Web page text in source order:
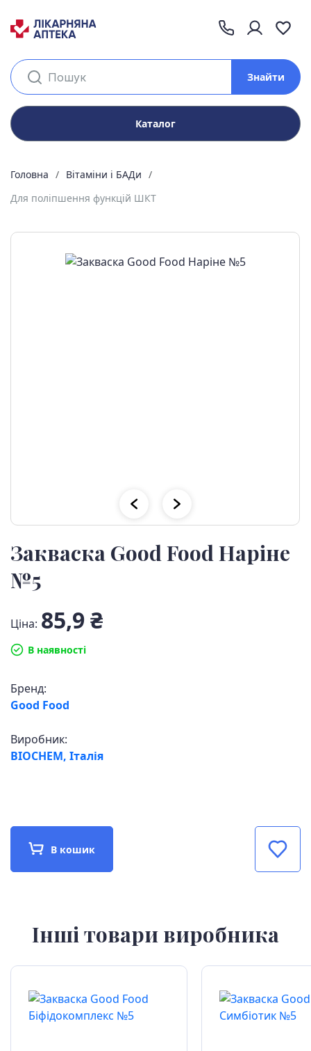
Каталог
Знайти
Головна
Вітаміни і БАДи
Для поліпшення функцій ШКТ
Закваска Good Food Наріне
№5
Ціна: 85,9 ₴
В наявності
Бренд:
Good Food
Виробник:
BIOCHEM, Італія
В кошик
Інші товари виробника